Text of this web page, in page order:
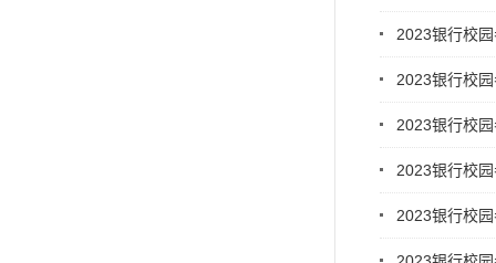
2023银行校
2023银行校
2023银行校
2023银行校
2023银行校